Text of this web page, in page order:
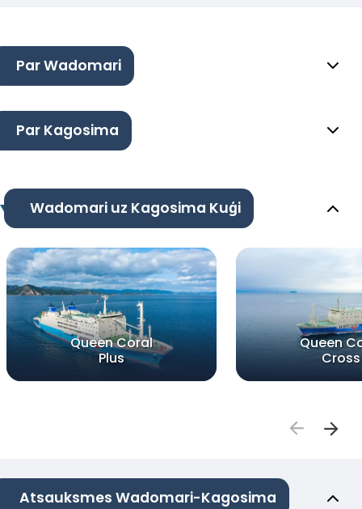
Par Wadomari
Par Kagosima
Wadomari uz Kagosima Kuģi
Queen Coral
Plus
Queen
Cross
Atsauksmes Wadomari-Kagosima